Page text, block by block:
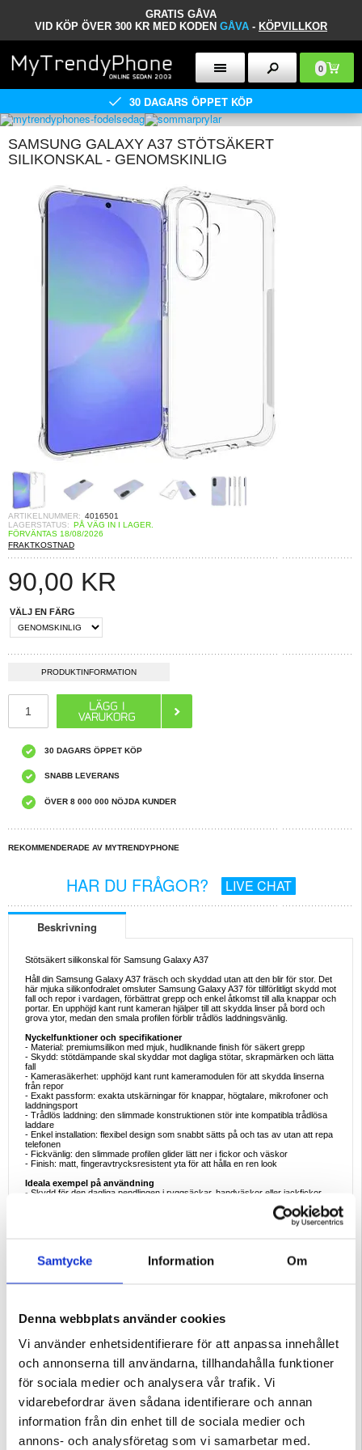
Samtycke Information Om
Denna webbplats använder cookies
Vi använder enhetsidentifierare för att anpassa innehållet
och annonserna till användarna, tillhandahålla funktioner
för sociala medier och analysera vår trafik. Vi
vidarebefordrar även sådana identifierare och annan
information från din enhet till de sociala medier och
annons- och analysföretag som vi samarbetar med.
GRATIS GÅVA
VID KÖP ÖVER 300 KR MED KODEN GÅVA - KÖPVILLKOR
0
30 DAGARS ÖPPET KÖP
SAMSUNG GALAXY A37 STÖTSÄKERT
SILIKONSKAL - GENOMSKINLIG
ARTIKELNUMMER: 4016501
LAGERSTATUS: PÅ VÄG IN I LAGER.
FÖRVÄNTAS 18/08/2026
FRAKTKOSTNAD
90,00 KR
VÄLJ EN FÄRG
PRODUKTINFORMATION
30 DAGARS ÖPPET KÖP
SNABB LEVERANS
ÖVER 8 000 000 NÖJDA KUNDER
REKOMMENDERADE AV MYTRENDYPHONE
HAR DU FRÅGOR? LIVE CHAT
Beskrivning
Stötsäkert silikonskal för Samsung Galaxy A37
Håll din Samsung Galaxy A37 fräsch och skyddad utan att den blir för stor. Det
här mjuka silikonfodralet omsluter Samsung Galaxy A37 för tillförlitligt skydd mot
fall och repor i vardagen, förbättrat grepp och enkel åtkomst till alla knappar och
portar. En upphöjd kant runt kameran hjälper till att skydda linser på bord och
grova ytor, medan den smala profilen förblir trådlös laddningsvänlig.
Nyckelfunktioner och specifikationer
- Material: premiumsilikon med mjuk, hudliknande finish för säkert grepp
- Skydd: stötdämpande skal skyddar mot dagliga stötar, skrapmärken och lätta
fall
- Kamerasäkerhet: upphöjd kant runt kameramodulen för att skydda linserna
från repor
- Exakt passform: exakta utskärningar för knappar, högtalare, mikrofoner och
laddningsport
- Trådlös laddning: den slimmade konstruktionen stör inte kompatibla trådlösa
laddare
- Enkel installation: flexibel design som snabbt sätts på och tas av utan att repa
telefonen
- Fickvänlig: den slimmade profilen glider lätt ner i fickor och väskor
- Finish: matt, fingeravtrycksresistent yta för att hålla en ren look
Ideala exempel på användning
- Skydd för den dagliga pendlingen i ryggsäckar, handväskor eller jackfickor
- Användning vid skrivbord och bord där upphöjda ramar hjälper till att hålla
Varför det här fodralet är det perfekta köpet
- Kombinerar en mjuk premiumkänsla med ett pålitligt vardagsskydd
- Exakt tillverkning minskar skakningar, luckor och inträngande damm
Intressanta fakta om silikonfodral för telefoner
- Silikon erbjuder naturlig stötdämpning och grepp, vilket minskar oavsiktliga
halkningar jämfört med hårdplast
- Matt silikonfinish hjälper till att dölja fingeravtryck och mikrorepor för ett längre
"som nytt"-utseende
- En upphöjd kamerarand är ett av de enklaste sätten att förhindra repor på
linsen under daglig användning
- Flexibla skal är lättare att ta bort för rengöring, vilket förlänger både telefonens
och skalets livslängd
- Enhetlig tjocklek på fodralet bidrar till att upprätthålla tillförlitlig trådlös laddning
och effektivitet